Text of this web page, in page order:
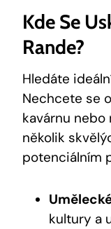
Kde Se
Rande?
Hledáte
Nechcete se
kavárnu nebo
několik
potenciálním
kultury a